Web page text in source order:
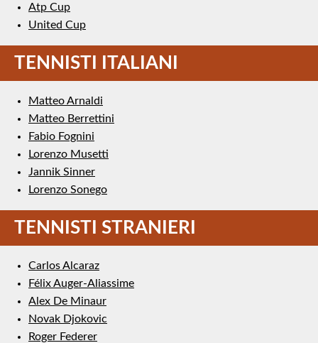
Atp Cup
United Cup
TENNISTI ITALIANI
Matteo Arnaldi
Matteo Berrettini
Fabio Fognini
Lorenzo Musetti
Jannik Sinner
Lorenzo Sonego
TENNISTI STRANIERI
Carlos Alcaraz
Félix Auger-Aliassime
Alex De Minaur
Novak Djokovic
Roger Federer